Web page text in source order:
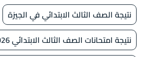
نتيجة الصف الثالث الابتدائي في الجيزة
نتيجة امتحانات الصف الثالث الابتدائي 2026